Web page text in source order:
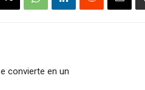
convierte en un